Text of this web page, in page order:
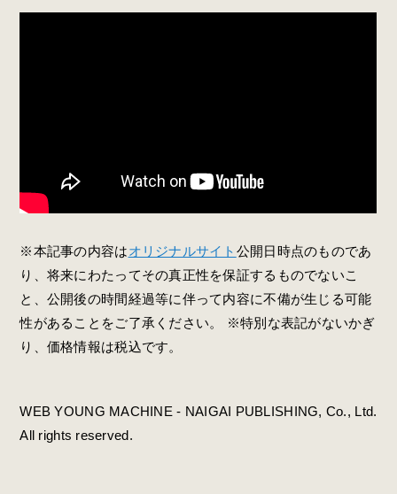
※本記事の内容はオリジナルサイト 公開日時点のものであ
り、将来にわたってその真正性を保証するものでないこ
と、公開後の時間経過等に伴って内容に不備が生じる可能
性があることをご了承ください。 ※特別な表記がないかぎ
り、価格情報は税込です。
WEB YOUNG MACHINE - NAIGAI PUBLISHING, Co., Ltd.
All rights reserved.